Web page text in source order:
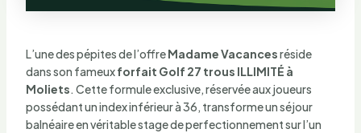
L’une des pépites de l’offreMadame Vacancesréside
dans son fameuxforfait Golf 27 trous ILLIMITÉ à
Moliets. Cette formule exclusive, réservée aux joueurs
possédant un index inférieur à 36, transforme un séjour
balnéaire en véritable stage de perfectionnement sur l’un